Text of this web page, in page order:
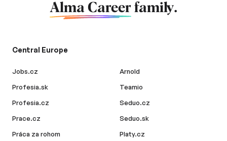
Alma Career family.
Central Europe
Jobs.cz
Profesia.sk
Profesia.cz
Prace.cz
Práca za rohom
Arnold
Teamio
Seduo.cz
Seduo.sk
Platy.cz